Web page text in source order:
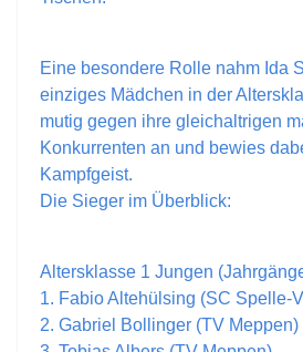
Eine besondere Rolle nahm Ida
einziges Mädchen in der
mutig gegen ihre gleichaltrigen
Konkurrenten an und bewies
Kampfgeist.
Die Sieger im Überblick:
Altersklasse 1 Jungen
1. Fabio Altehülsing (SC Spelle-
2. Gabriel Bollinger (TV Meppen)